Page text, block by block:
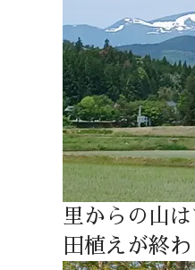
里からの山
田植えが終